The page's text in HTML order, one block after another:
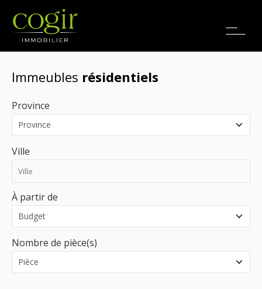
Emplois
Immeubles résidentiels
Province
Ville
À partir de
Nombre de pièce(s)